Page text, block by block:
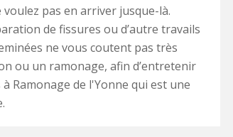
pas en arriver jusque-là.
de fissures ou d’autre travails
ne vous coutent pas très
ou un ramonage, afin d’entretenir
Ramonage de l'Yonne qui est une